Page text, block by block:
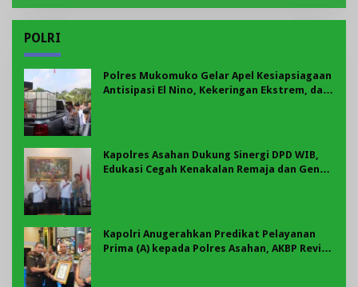
POLRI
Polres Mukomuko Gelar Apel Kesiapsiagaan
Antisipasi El Nino, Kekeringan Ekstrem, dan
Kapolres Asahan Dukung Sinergi DPD WIB,
Edukasi Cegah Kenakalan Remaja dan Geng
Kapolri Anugerahkan Predikat Pelayanan
Prima (A) kepada Polres Asahan, AKBP Revi